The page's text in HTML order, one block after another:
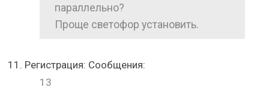
параллельно?
Проще светофор установить.
Регистрация: Сообщения:
13